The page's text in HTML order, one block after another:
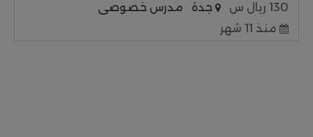
130 ريال س جدة
مدرس خصوصى
منذ 11 شهر